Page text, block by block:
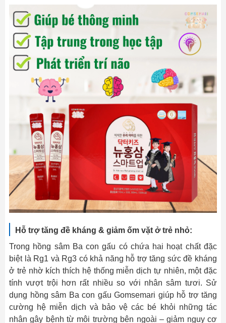
Hỗ trợ tăng đề kháng & giảm ốm vặt ở trẻ nhỏ:
Trong hồng sâm Ba con gấu có chứa hai hoạt chất đặc
biệt là Rg1 và Rg3 có khả năng hỗ trợ tăng sức đề kháng
ở trẻ nhờ kích thích hệ thống miễn dịch tự nhiên, một đặc
tính vượt trội hơn rất nhiều so với nhân sâm tươi. Sử
dụng hồng sâm Ba con gấu Gomsemari giúp hỗ trợ tăng
cường hệ miễn dịch và bảo vệ các bé khỏi những tác
nhân gây bệnh từ môi trường bên ngoài – giảm nguy cơ